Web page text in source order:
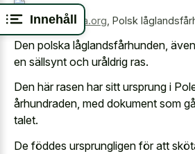
Innehåll
Källa:wikimedia.org Polsk
Den polska låglandsfårhunden,
en sällsynt och uråldrig ras.
Den här rasen har sitt ursprung i
århundraden, med dokument som
talet.
De föddes ursprungligen för att